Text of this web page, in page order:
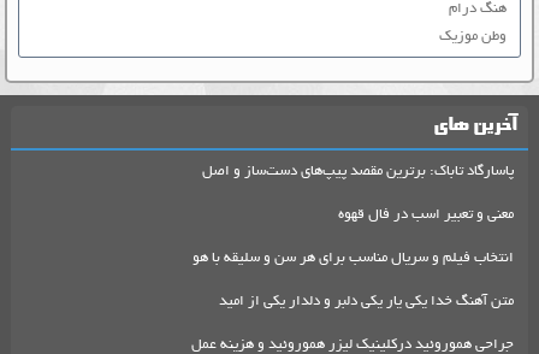
هنگ درام
وطن موزیک
آخرین های
پاسارگاد تاباک: برترین مقصد پیپ‌های دست‌ساز و اصل
معنی و تعبیر اسب در فال قهوه
انتخاب فیلم و سریال مناسب برای هر سن و سلیقه با هو
متن آهنگ خدا یکی یار یکی دلبر و دلدار یکی از امید
جراحی هموروئید درکلینیک لیزر هموروئید و هزینه عمل